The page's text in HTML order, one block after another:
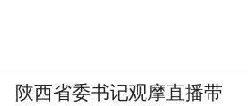
陕西省委书记观摩直播带